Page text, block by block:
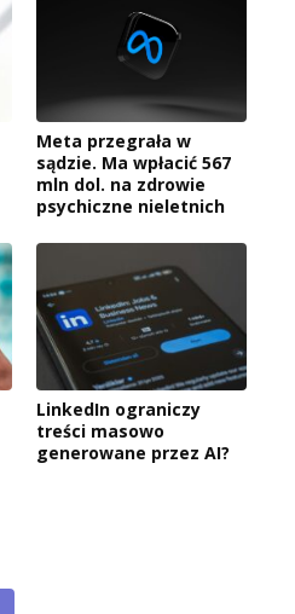
Meta przegrała w
sądzie. Ma wpłacić 567
mln dol. na zdrowie
psychiczne nieletnich
LinkedIn ograniczy
treści masowo
generowane przez AI?